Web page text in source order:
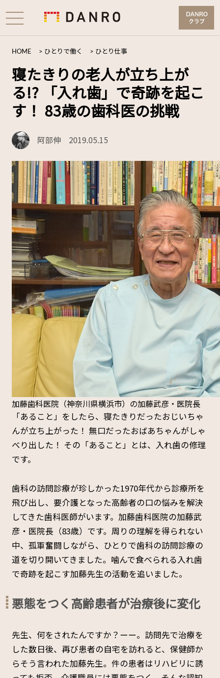
HOME > ひとりで働く > ひとり仕事
寝たきりの老人が立ち上が
る!? 「入れ歯」で奇跡を起こ
す！ 83歳の歯科医の挑戦
阿部伸 2019.05.15
加藤歯科医院（神奈川県横浜市）の加藤武彦・医院長
「あること」をしたら、寝たきりだったおじいちゃ
んが立ち上がった！ 無口だったおばあちゃんがしゃ
べり出した！ その「あること」とは、入れ歯の修理
です。
歯科の訪問診療が珍しかった1970年代から診療所を
飛び出し、要介護となった高齢者の口の悩みを解決
してきた歯科医師がいます。加藤歯科医院の加藤武
彦・医院長（83歳）です。周りの理解を得られない
中、孤軍奮闘しながら、ひとりで歯科の訪問診療の
道を切り開いてきました。噛んで食べられる入れ歯
で奇跡を起こす加藤先生の活動を追いました。
悪態をつく高齢患者が治療後に変化
先生、何をされたんですか？ーー。訪問先で治療を
した数日後、再び患者の自宅を訪れると、保健師か
らそう言われた加藤先生。件の患者はリハビリに誘